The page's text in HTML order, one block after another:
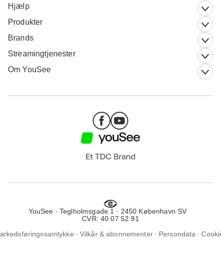
Hjælp
Produkter
Brands
Streamingtjenester
Om YouSee
YouSee · Teglholmsgade 1 · 2450 København SV
CVR: 40 07 52 91
Vilkår & abonnementer Persondata